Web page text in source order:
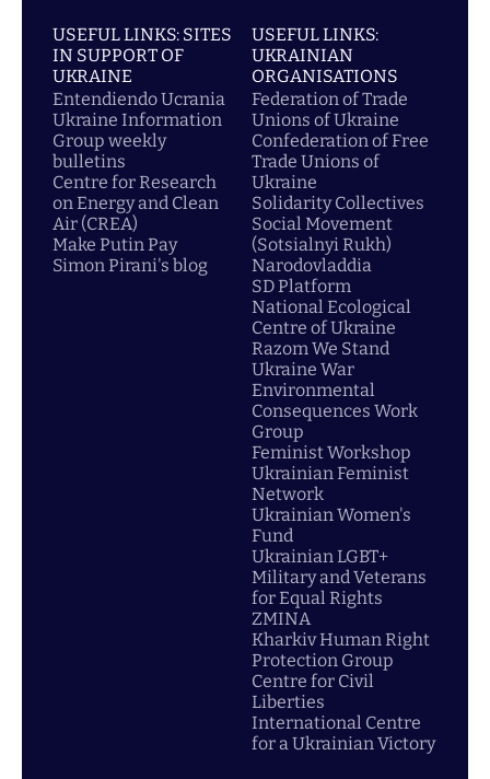
USEFUL LINKS: SITES
IN SUPPORT OF
UKRAINE
Entendiendo Ucrania
Ukraine Information
Group weekly
bulletins
Centre for Research
on Energy and Clean
Air (CREA)
Make Putin Pay
Simon Pirani's blog
USEFUL LINKS:
UKRAINIAN
ORGANISATIONS
Federation of Trade
Unions of Ukraine
Confederation of Free
Trade Unions of
Ukraine
Solidarity Collectives
Social Movement
(Sotsialnyi Rukh)
Narodovladdia
SD Platform
National Ecological
Centre of Ukraine
Razom We Stand
Ukraine War
Environmental
Consequences Work
Group
Feminist Workshop
Ukrainian Feminist
Network
Ukrainian Women's
Fund
Ukrainian LGBT+
Military and Veterans
for Equal Rights
ZMINA
Kharkiv Human Right
Protection Group
Centre for Civil
Liberties
International Centre
for a Ukrainian Victory